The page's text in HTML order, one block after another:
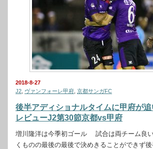
2018-8-27
J2 ヴァンフォーレ甲府 京都サンガFC
後半アディショナルタイムに甲府が追
レビューJ2第30節京都vs甲府
増川隆洋は今季初ゴール 試合は両チーム良
くものの最後の最後で決めきることができず